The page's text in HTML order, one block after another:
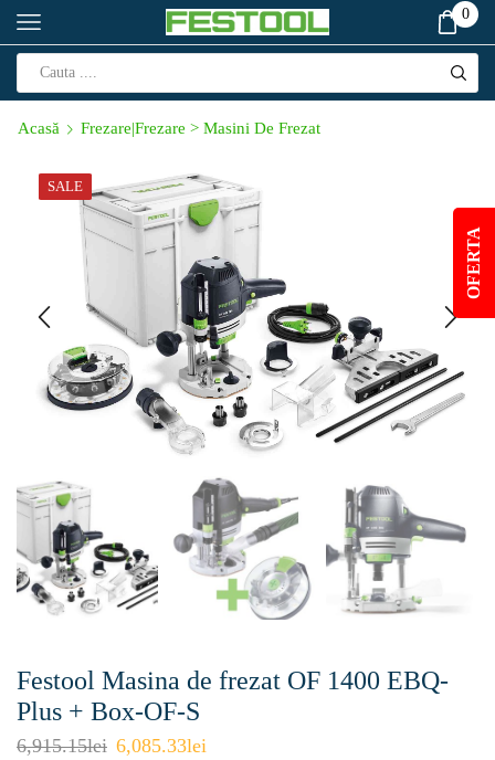
0
Acasă Frezare|Frezare > Masini De Frezat
SALE
Festool Masina de frezat OF 1400 EBQ-
Plus + Box-OF-S
6,915.15lei 6,085.33lei
OFERTA